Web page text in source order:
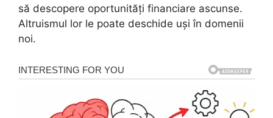
să descopere oportunități financiare ascunse.
Altruismul lor le poate deschide uși în domenii
noi.